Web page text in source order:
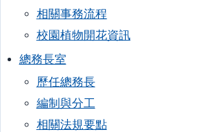
相關事務流程
校園植物開花資訊
總務長室
歷任總務長
編制與分工
相關法規要點